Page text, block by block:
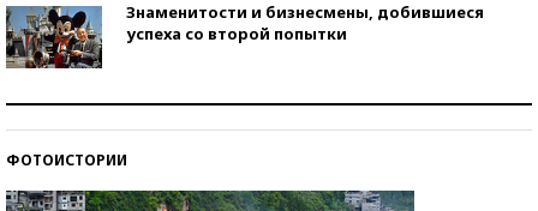
Знаменитости и бизнесмены, добившиеся
успеха со второй попытки
ФОТОИСТОРИИ